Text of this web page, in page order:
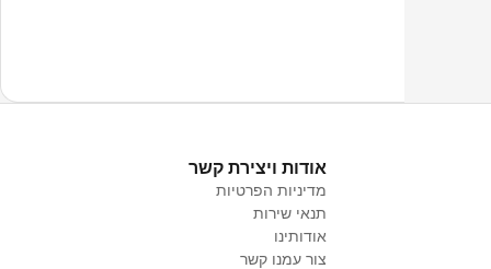
אודות ויצירת קשר
מדיניות הפרטיות
תנאי שירות
אודותינו
צור עמנו קשר